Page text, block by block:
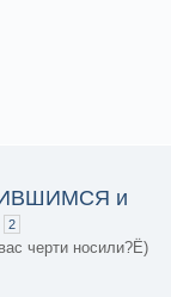
и
2
черти носили?Ё)